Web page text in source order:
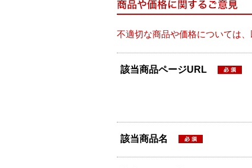
不適切な商品や価格については
該当商品ページURL
該当商品名